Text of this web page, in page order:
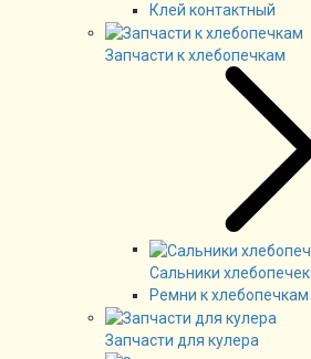
Клей контактный
Запчасти к хлебопечкам
Сальники хлебопечек
Ремни к хлебопечкам
Запчасти для кулера